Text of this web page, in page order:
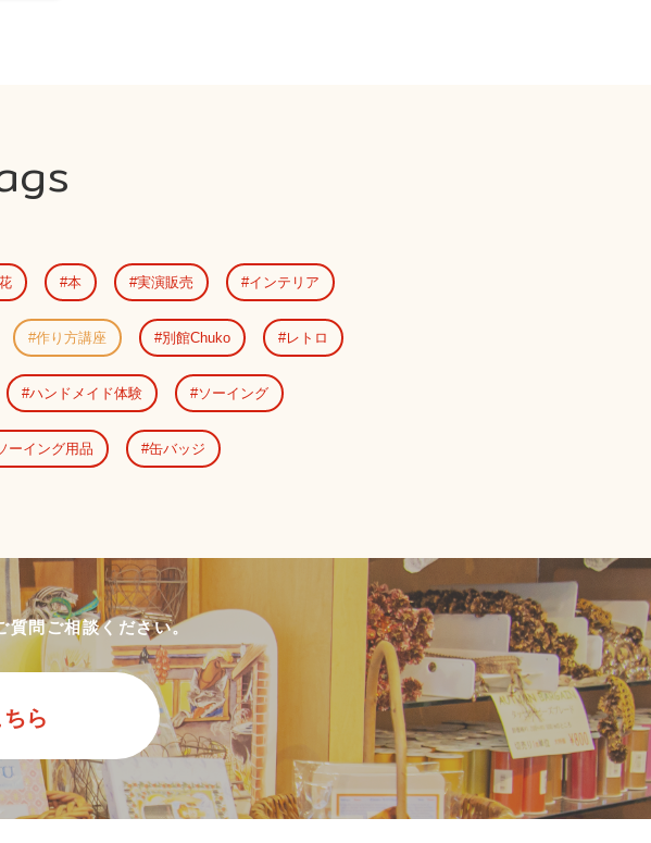
本 実演販売 インテリア
作り方講座 別館Chuko レトロ
ハンドメイド体験 ソーイング
ーイング用品 缶バッジ
質問ご相談ください。
ら